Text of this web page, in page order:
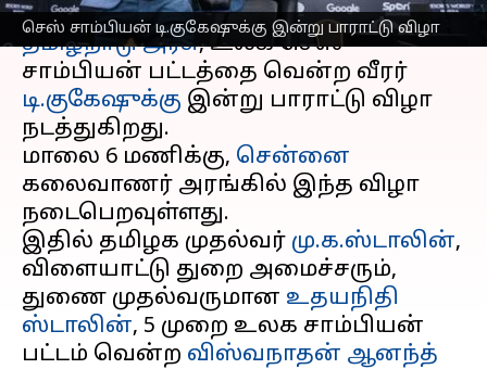
செஸ் சாம்பியன் டி.குகேஷுக்கு இன்று பாராட்டு விழா
செய்தி முன்னோட்டம்
தமிழ்நாடு அரசு, உலக செஸ்
சாம்பியன் பட்டத்தை வென்ற வீரர்
டி.குகேஷுக்கு இன்று பாராட்டு விழா
நடத்துகிறது.
மாலை 6 மணிக்கு, சென்னை
கலைவாணர் அரங்கில் இந்த விழா
நடைபெறவுள்ளது.
இதில் தமிழக முதல்வர் மு.க.ஸ்டாலின்,
விளையாட்டு துறை அமைச்சரும்,
துணை முதல்வருமான உதயநிதி
ஸ்டாலின், 5 முறை உலக சாம்பியன்
பட்டம் வென்ற விஸ்வநாதன் ஆனந்த்